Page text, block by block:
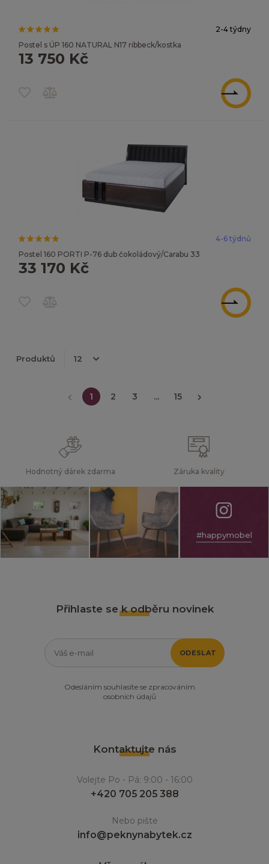
2-4 týdny
Postel s ÚP 160 NATURAL N17 ribbeck/kostka
13 750 Kč
ZOBRAZIT
4-6 týdnů
Postel 160 PORTI P-76 dub čokoládový/Carabu 33
33 170 Kč
ZOBRAZIT
Produktů
1 2 3 ... 15
Hodnotný dárek zdarma Záruka kvality
#happymobel
Přihlaste se k odběru novinek
ODESLAT
Odesláním souhlasíte se zpracováním
osobních údajů
Kontaktujte nás
Volejte Po - Pá: 9:00 - 16:00
+420 705 205 388
Nebo pište
info@peknynabytek.cz